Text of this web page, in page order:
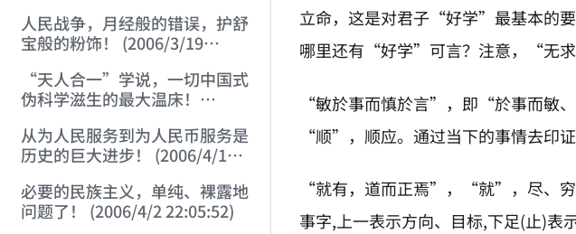
人民战争，月经般的错误，护舒
宝般的粉饰！ (2006/3/19
“天人合一”学说，一切中国式
伪科学滋生的最大温床！
从为人民服务到为人民币服务是
历史的巨大进步！ (2006/4/1
必要的民族主义，单纯、裸露地
问题了！ (2006/4/2 22:05:52)
立命，这是对君子“好学”最基本的
哪里还有“好学”可言？注意，“无求
“敏於事而慎於言”，即“於事而
“顺”，顺应。通过当下的事情去印
“就有，道而正焉”，“就”，尽、
事字,上一表示方向、目标,下足(止)表